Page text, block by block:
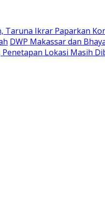
Taruna Ikrar Paparkan
DWP Makassar dan
Lokasi Masih